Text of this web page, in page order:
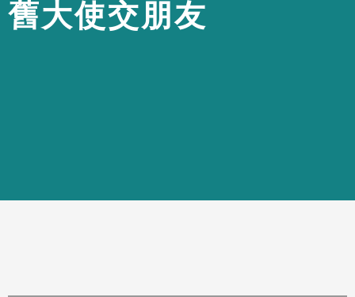
舊大使交朋友